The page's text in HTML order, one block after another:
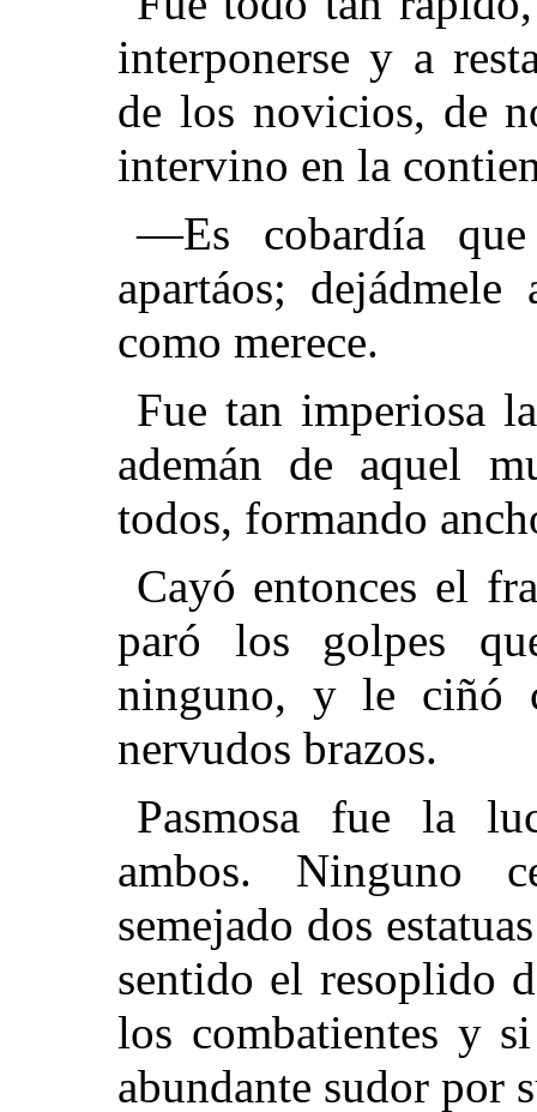
interponerse y a
de los novicios, de
intervino en la
—Es cobardía
apartáos;
como merece.
Fue tan imperiosa
ademán de aquel
todos, formando
Cayó entonces el
paró los golpes
ninguno, y le ciñó
nervudos brazos.
Pasmosa fue la
ambos. Ninguno
semejado dos
sentido el resoplido
los combatientes y
abundante sudor por